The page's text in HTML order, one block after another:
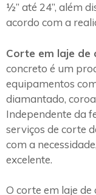
½” até 24”, além
acordo com a
Corte em laje de
concreto é um
equipamentos
diamantado,
Independente da
serviços de corte
com a
excelente.
O corte em laje